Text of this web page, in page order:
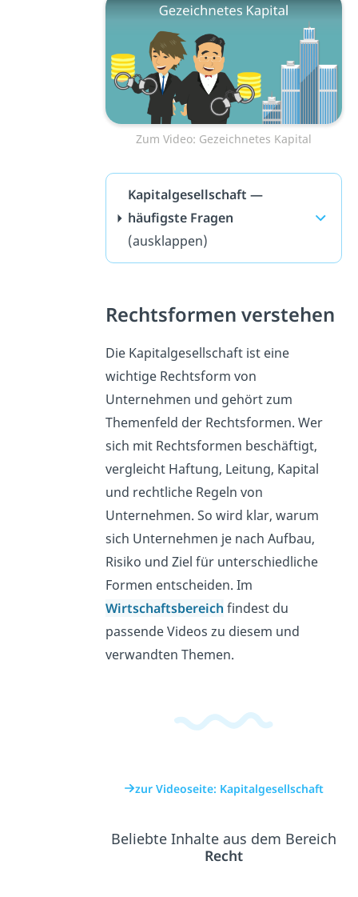
Zum Video: Gezeichnetes Kapital
Kapitalgesellschaft —
häufigste Fragen
(ausklappen)
Rechtsformen verstehen
Die Kapitalgesellschaft ist eine
wichtige Rechtsform von
Unternehmen und gehört zum
Themenfeld der Rechtsformen. Wer
sich mit Rechtsformen beschäftigt,
vergleicht Haftung, Leitung, Kapital
und rechtliche Regeln von
Unternehmen. So wird klar, warum
sich Unternehmen je nach Aufbau,
Risiko und Ziel für unterschiedliche
Formen entscheiden. Im
Wirtschaftsbereich findest du
passende Videos zu diesem und
verwandten Themen.
zur Videoseite: Kapitalgesellschaft
Beliebte Inhalte aus dem Bereich
Recht